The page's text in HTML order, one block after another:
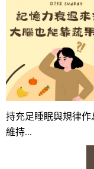
持充足睡眠與規律
維持...